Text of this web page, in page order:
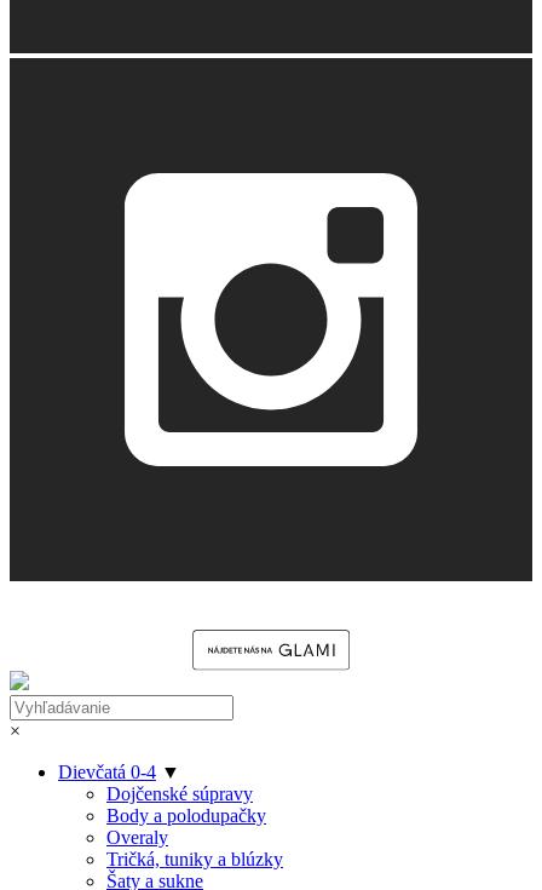
×
Dievčatá 0-4 ▼
Dojčenské súpravy
Body a polodupačky
Overaly
Tričká, tuniky a blúzky
Šaty a sukne